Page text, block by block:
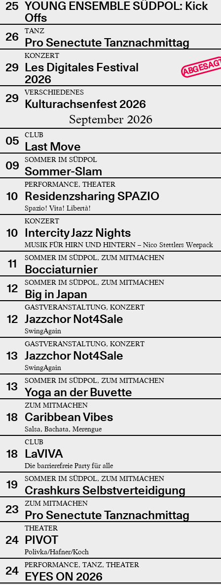
25 YOUNG ENSEMBLE SÜDPOL: Kick
Offs
26
TANZ
Pro Senectute Tanznachmittag
29
KONZERT
Les Digitales Festival
2026
29 VERSCHIEDENES
Kulturachsenfest 2026
September 2026
05 CLUB
Last Move
09
SOMMER IM SÜDPOL
Sommer-Slam
10
PERFORMANCE, THEATER
Residenzsharing SPAZIO
Spazio! Vita! Libertà!
10
KONZERT
Intercity Jazz Nights
MUSIK FÜR HIRN UND HINTERN – Nico Stettlers Weepack
11 SOMMER IM SÜDPOL, ZUM MITMACHEN
Bocciaturnier
12
SOMMER IM SÜDPOL, ZUM MITMACHEN
Big in Japan
12
GASTVERANSTALTUNG, KONZERT
Jazzchor Not4Sale
SwingAgain
13
GASTVERANSTALTUNG, KONZERT
Jazzchor Not4Sale
SwingAgain
13 SOMMER IM SÜDPOL, ZUM MITMACHEN
Yoga an der Buvette
18
ZUM MITMACHEN
Caribbean Vibes
Salsa, Bachata, Merengue
18
CLUB
LaVIVA
Die barrierefreie Party für alle
19 SOMMER IM SÜDPOL, ZUM MITMACHEN
Crashkurs Selbstverteidigung
23
ZUM MITMACHEN
Pro Senectute Tanznachmittag
24
THEATER
PIVOT
Polivka/Hafner/Koch
24 PERFORMANCE, TANZ, THEATER
EYES ON 2026